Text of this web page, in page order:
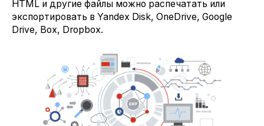
HTML и другие файлы можно распечатать или
экспортировать в Yandex Disk, OneDrive, Google
Drive, Box, Dropbox.